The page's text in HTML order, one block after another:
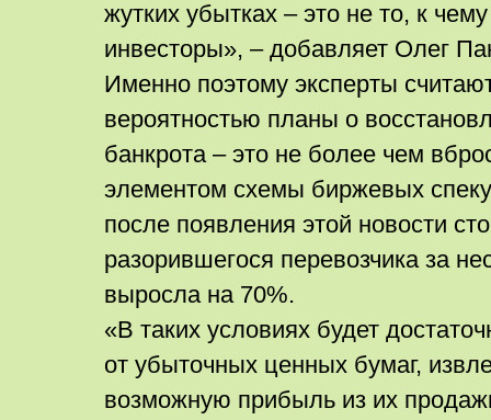
жутких убытках – это не то, к
инвесторы», – добавляет Олег
Именно поэтому эксперты
вероятностью планы о
банкрота – это не более чем
элементом схемы биржевых
после появления этой новости
разорившегося перевозчика за
выросла на 70%.
«В таких условиях будет
от убыточных ценных бумаг,
возможную прибыль из их